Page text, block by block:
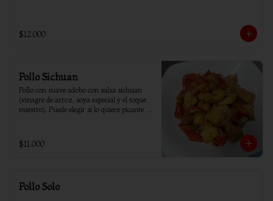
$12.000
Pollo Sichuan
Pollo con suave adobo con salsa sichuan
(vinagre de arroz, soya especial y el toque
nuestro). Puede elegir si lo quiere picante o
$11.000
Pollo Solo